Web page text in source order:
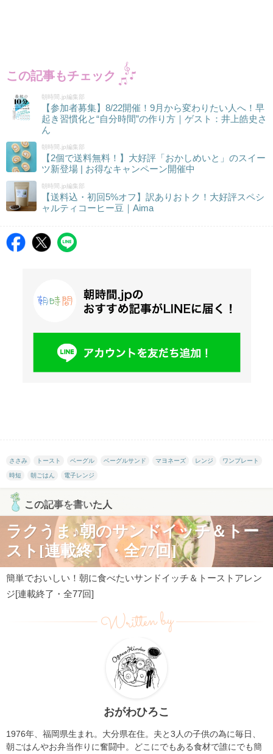
この記事もチェック
朝時間.jp編集部
【参加者募集】8/22開催！9月から変わりたい人へ！早
起き習慣化と“自分時間”の作り方｜ゲスト：井上皓史さ
ん
朝時間.jp編集部
【2個で送料無料！】大好評「おかしめいと」のスイー
ツ新登場 | お得なキャンペーン開催中
朝時間.jp編集部
【送料込・初回5%オフ】訳ありおトク！大好評スペシ
ャルティコーヒー豆｜Aima
ささみ トースト ベーグル ベーグルサンド マヨネーズ レンジ ワンプレート
時短 朝ごはん 電子レンジ
この記事を書いた人
ラクうま♪朝のサンドイッチ＆トー
スト[連載終了・全77回]
簡単でおいしい！朝に食べたいサンドイッチ＆トーストアレン
ジ[連載終了・全77回]
Written by
おがわひろこ
1976年、福岡県生まれ。大分県在住。夫と3人の子供の為に毎日、
朝ごはんやお弁当作りに奮闘中。どこにでもある食材で誰にでも簡